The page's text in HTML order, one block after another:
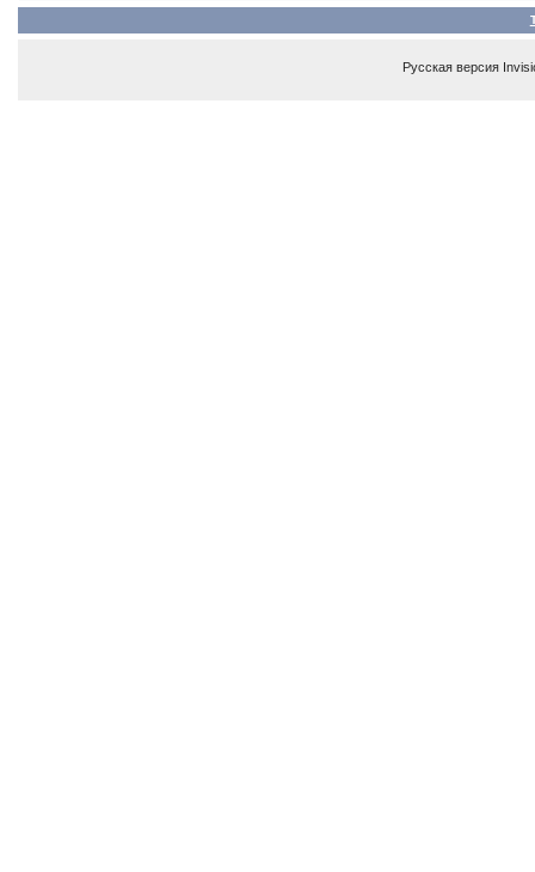
Русская версия